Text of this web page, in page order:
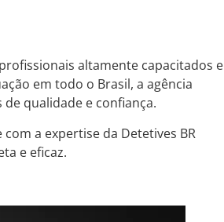
altamente capacitados e
em todo o Brasil, a agência
de qualidade e confiança.
a expertise da Detetives BR
e eficaz.